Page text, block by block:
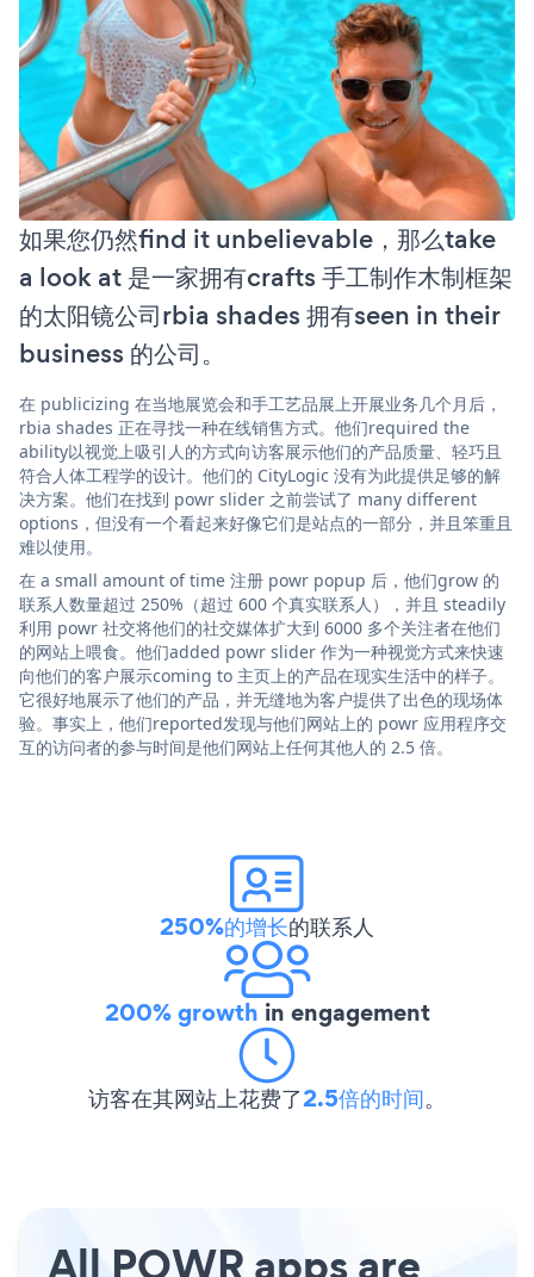
如果您仍然find it unbelievable，那么take
a look at 是一家拥有crafts 手工制作木制框架
的太阳镜公司rbia shades 拥有seen in their
business 的公司。
在 publicizing 在当地展览会和手工艺品展上开展业务几个月后，
rbia shades 正在寻找一种在线销售方式。他们required the
ability以视觉上吸引人的方式向访客展示他们的产品质量、轻巧且
符合人体工程学的设计。他们的 CityLogic 没有为此提供足够的解
决方案。他们在找到 powr slider 之前尝试了 many different
options，但没有一个看起来好像它们是站点的一部分，并且笨重且
难以使用。
在 a small amount of time 注册 powr popup 后，他们grow 的
联系人数量超过 250%（超过 600 个真实联系人），并且 steadily
利用 powr 社交将他们的社交媒体扩大到 6000 多个关注者在他们
的网站上喂食。他们added powr slider 作为一种视觉方式来快速
向他们的客户展示coming to 主页上的产品在现实生活中的样子。
它很好地展示了他们的产品，并无缝地为客户提供了出色的现场体
验。事实上，他们reported发现与他们网站上的 powr 应用程序交
互的访问者的参与时间是他们网站上任何其他人的 2.5 倍。
250%的增长的联系人
200% growth in engagement
访客在其网站上花费了2.5倍的时间。